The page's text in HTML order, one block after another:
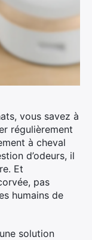
vous savez à
régulièrement
à cheval
d’odeurs, il
Et
pas
humains de
solution